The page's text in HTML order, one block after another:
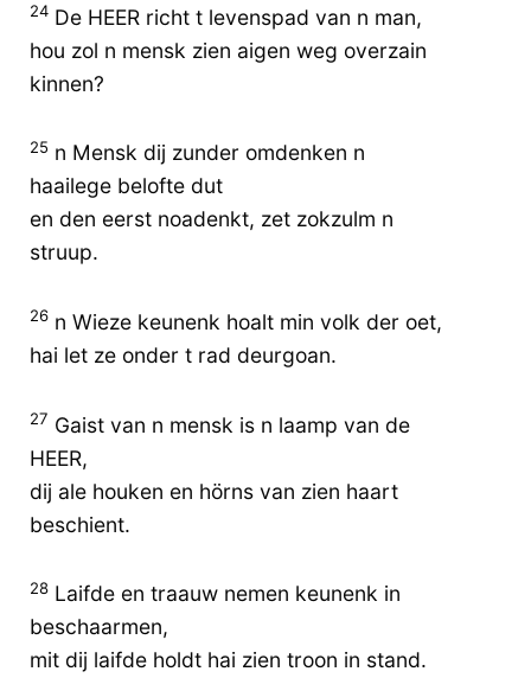
24 De HEER richt t levenspad van n man,
hou zol n mensk zien aigen weg overzain
kinnen?
25 n Mensk dij zunder omdenken n
haailege belofte dut
en den eerst noadenkt, zet zokzulm n
struup.
26 n Wieze keunenk hoalt min volk der oet,
hai let ze onder t rad deurgoan.
27 Gaist van n mensk is n laamp van de
HEER,
dij ale houken en hörns van zien haart
beschient.
28 Laifde en traauw nemen keunenk in
beschaarmen,
mit dij laifde holdt hai zien troon in stand.